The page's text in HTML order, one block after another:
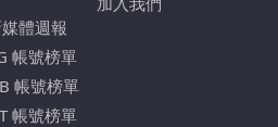
體週報
帳號榜單
帳號榜單
帳號榜單